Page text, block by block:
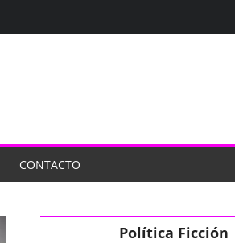
CONTACTO
Política Ficción